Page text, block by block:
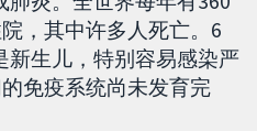
，其中许多人死亡。6
新生儿，特别容易感染严
免疫系统尚未发育完